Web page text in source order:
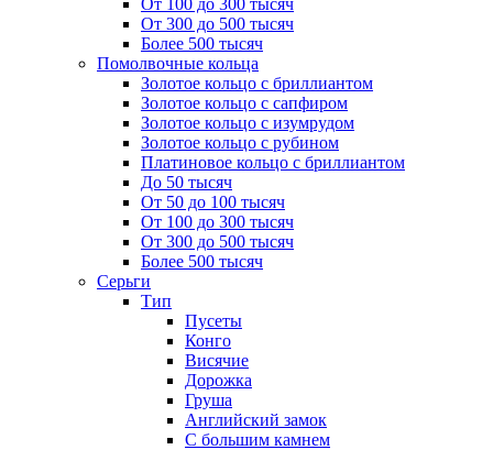
От 100 до 300 тысяч
От 300 до 500 тысяч
Более 500 тысяч
Помолвочные кольца
Золотое кольцо с бриллиантом
Золотое кольцо с сапфиром
Золотое кольцо с изумрудом
Золотое кольцо с рубином
Платиновое кольцо с бриллиантом
До 50 тысяч
От 50 до 100 тысяч
От 100 до 300 тысяч
От 300 до 500 тысяч
Более 500 тысяч
Серьги
Тип
Пусеты
Конго
Висячие
Дорожка
Груша
Английский замок
С большим камнем